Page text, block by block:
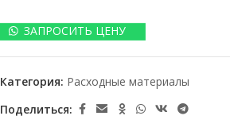
ЗАПРОСИТЬ ЦЕНУ
Категория: Расходные материалы
Поделиться: